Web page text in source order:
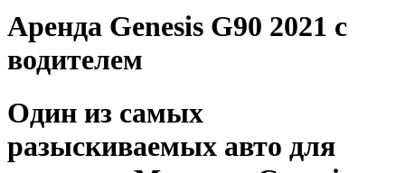
Аренда Genesis G90 2021 c
водителем
Один из самых
разыскиваемых авто для